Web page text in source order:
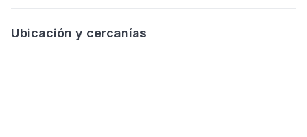
Ubicación y cercanías